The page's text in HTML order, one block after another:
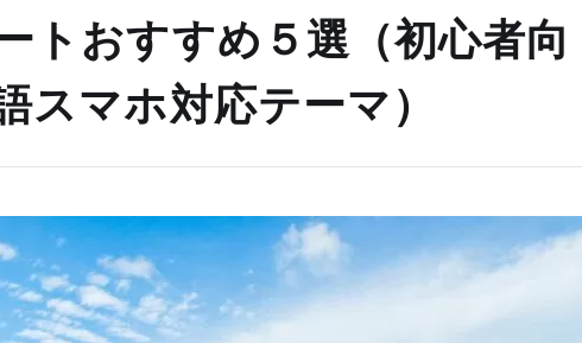
トおすすめ５選（初心者向
スマホ対応テーマ）